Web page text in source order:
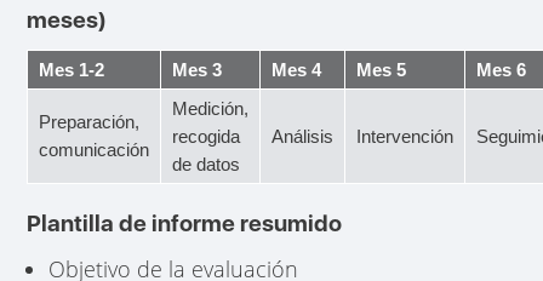
meses)
Mes 1-2 Mes 3 Mes 4 Mes 5 Mes 6
Preparación,
comunicación
Medición,
recogida
de datos
Análisis Intervención
Plantilla de informe resumido
Objetivo de la evaluación